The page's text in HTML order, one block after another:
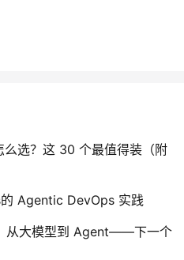
选？这 30 个最值得装（附
Agentic DevOps 实践
从大模型到 Agent——下一个